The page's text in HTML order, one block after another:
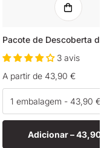
3 avis
Preço
normal
A partir de 43,90 €
Adicionar –43,90